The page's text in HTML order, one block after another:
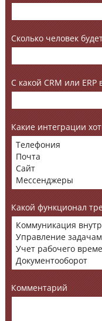
Сколько человек
С какой CRM или ERP
Какие интеграции
Какой функционал
Комментарий